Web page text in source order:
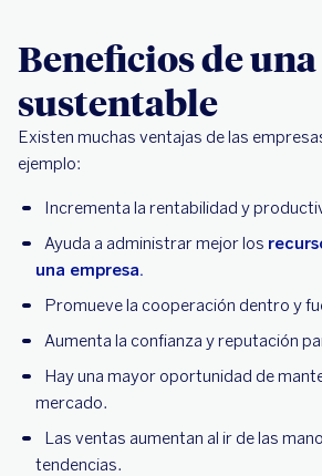
Beneficios de
sustentable
Existen muchas ventajas de las
ejemplo:
Incrementa la rentabilidad y
Ayuda a administrar mejor los
una empresa.
Promueve la cooperación dentro y
Aumenta la confianza y reputación
Hay una mayor oportunidad de
mercado.
Las ventas aumentan al ir de las
tendencias.